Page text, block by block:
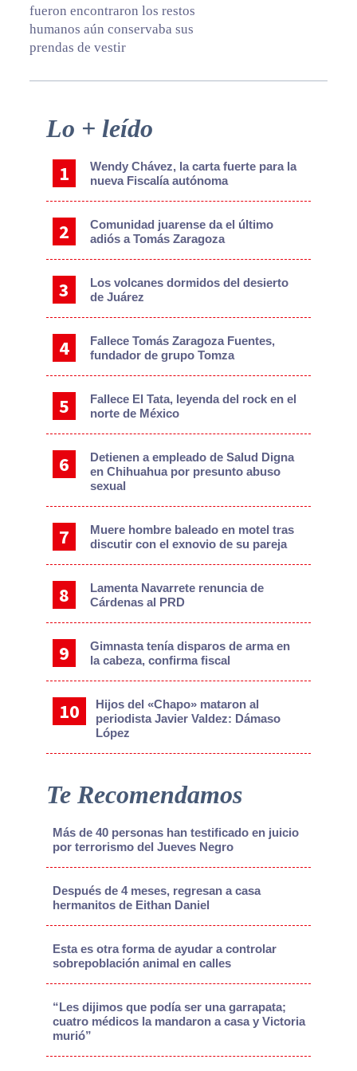
fueron encontraron los restos
humanos aún conservaba sus
prendas de vestir
Primary
Sidebar
Lo + leído
Wendy Chávez, la carta fuerte para la
nueva Fiscalía autónoma
Comunidad juarense da el último
adiós a Tomás Zaragoza
Los volcanes dormidos del desierto
de Juárez
Fallece Tomás Zaragoza Fuentes,
fundador de grupo Tomza
Fallece El Tata, leyenda del rock en el
norte de México
Detienen a empleado de Salud Digna
en Chihuahua por presunto abuso
sexual
Muere hombre baleado en motel tras
discutir con el exnovio de su pareja
Lamenta Navarrete renuncia de
Cárdenas al PRD
Gimnasta tenía disparos de arma en
la cabeza, confirma fiscal
Hijos del «Chapo» mataron al
periodista Javier Valdez: Dámaso
López
Te Recomendamos
Más de 40 personas han testificado en juicio
por terrorismo del Jueves Negro
Después de 4 meses, regresan a casa
hermanitos de Eithan Daniel
Esta es otra forma de ayudar a controlar
sobrepoblación animal en calles
“Les dijimos que podía ser una garrapata;
cuatro médicos la mandaron a casa y Victoria
murió”